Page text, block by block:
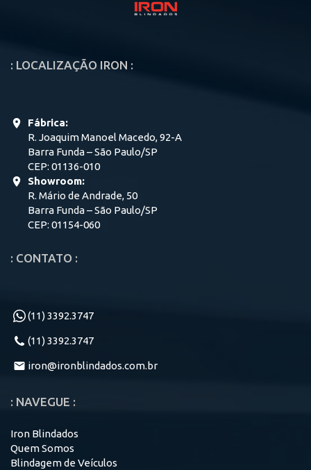
: LOCALIZAÇÃO IRON :
Fábrica:
R. Joaquim Manoel Macedo, 92-A
Barra Funda – São Paulo/SP
CEP: 01136-010
Showroom:
R. Mário de Andrade, 50
Barra Funda – São Paulo/SP
CEP: 01154-060
: CONTATO :
(11) 3392.3747
(11) 3392.3747
iron@ironblindados.com.br
: NAVEGUE :
Iron Blindados
Quem Somos
Blindagem de Veículos